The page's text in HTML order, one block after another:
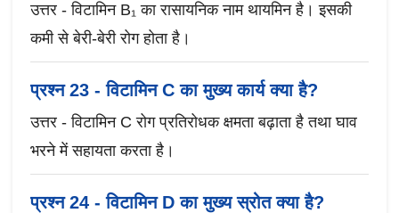
उत्तर - विटामिन B₁ का रासायनिक नाम थायमिन है। इसकी
कमी से बेरी-बेरी रोग होता है।
प्रश्न 23 - विटामिन C का मुख्य कार्य क्या है?
उत्तर - विटामिन C रोग प्रतिरोधक क्षमता बढ़ाता है तथा घाव
भरने में सहायता करता है।
प्रश्न 24 - विटामिन D का मुख्य स्रोत क्या है?